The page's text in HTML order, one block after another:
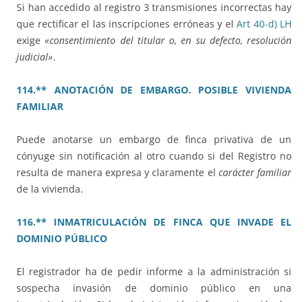
Si han accedido al registro 3 transmisiones incorrectas hay
que rectificar el las inscripciones erróneas y el Art 40-d) LH
exige «consentimiento del titular o, en su defecto, resolución
judicial».
114.** ANOTACIÓN DE EMBARGO. POSIBLE VIVIENDA
FAMILIAR
Puede anotarse un embargo de finca privativa de un
cónyuge sin notificación al otro cuando si del Registro no
resulta de manera expresa y claramente el carácter familiar
de la vivienda.
116.** INMATRICULACIÓN DE FINCA QUE INVADE EL
DOMINIO PÚBLICO
El registrador ha de pedir informe a la administración si
sospecha invasión de dominio público en una